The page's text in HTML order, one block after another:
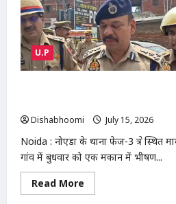
से
निकलने
से
रोकने
पर
किसान
पर
मारपीट,
जांच
में
जुटी
U.P
Dishabhoomi
July 15, 2026
Noida : नोएडा के थाना फेज-3 क्षेत्र स्थित
गांव में बुधवार को एक मकान में भीषण...
Read More
more